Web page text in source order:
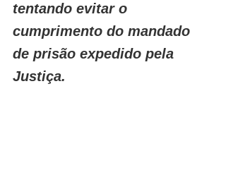
tentando evitar o
cumprimento do mandado
de prisão expedido pela
Justiça.